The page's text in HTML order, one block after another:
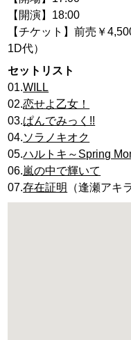
【開演】18:00
【チケット】前売￥
1D代）
セットリスト
01.WILL
02.恋せよ乙女！
03.ぱんでみっく!!
04.ソラノキオク
05.ハルトキ～Spring
06.嵐の中で輝いて
07.存在証明 （逢瀬アキ